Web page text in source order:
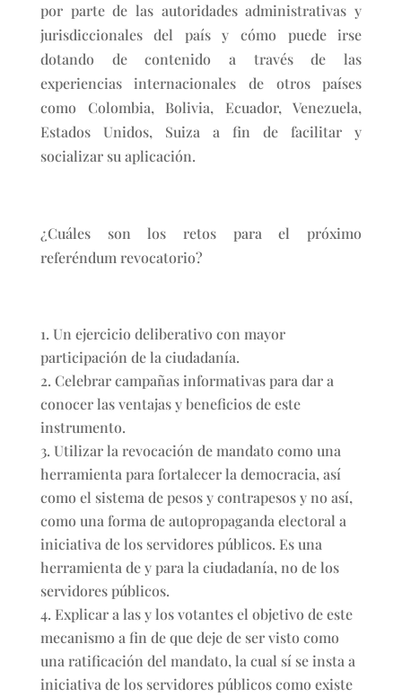
por parte de las autoridades administrativas y
jurisdiccionales del país y cómo puede irse
dotando de contenido a través de las
experiencias internacionales de otros países
como Colombia, Bolivia, Ecuador, Venezuela,
Estados Unidos, Suiza a fin de facilitar y
socializar su aplicación.
¿Cuáles son los retos para el próximo
referéndum revocatorio?
Un ejercicio deliberativo con mayor
participación de la ciudadanía.
Celebrar campañas informativas para dar a
conocer las ventajas y beneficios de este
instrumento.
Utilizar la revocación de mandato como una
herramienta para fortalecer la democracia, así
como el sistema de pesos y contrapesos y no así,
como una forma de autopropaganda electoral a
iniciativa de los servidores públicos. Es una
herramienta de y para la ciudadanía, no de los
servidores públicos.
Explicar a las y los votantes el objetivo de este
mecanismo a fin de que deje de ser visto como
una ratificación del mandato, la cual sí se insta a
iniciativa de los servidores públicos como existe